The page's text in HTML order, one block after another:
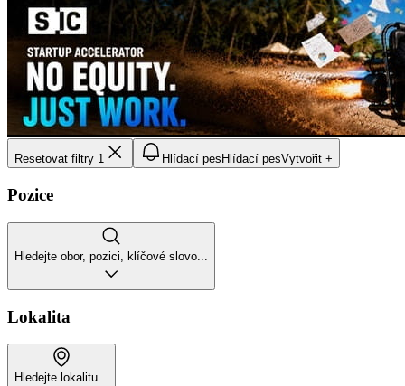
Resetovat filtry 1 Hlídací pes Hlídací pesVytvořit +
Pozice
Hledejte obor, pozici, klíčové slovo...
Lokalita
Hledejte lokalitu...